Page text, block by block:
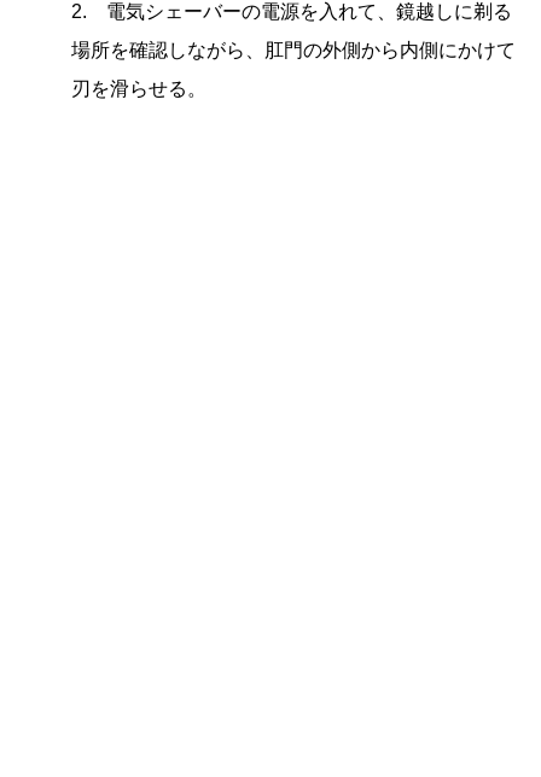
2. 電気シェーバーの電源を入れて、鏡越しに剃る
場所を確認しながら、肛門の外側から内側にかけて
刃を滑らせる。